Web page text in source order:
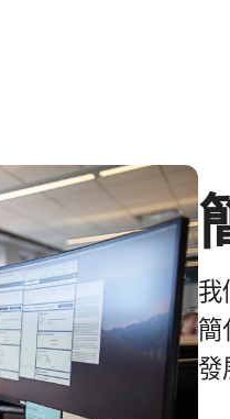
我
簡
發